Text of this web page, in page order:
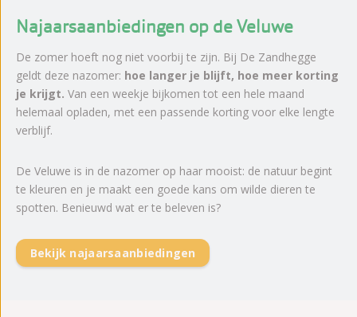
Najaarsaanbiedingen op de Veluwe
De zomer hoeft nog niet voorbij te zijn. Bij De Zandhegge
geldt deze nazomer: hoe langer je blijft, hoe meer korting
je krijgt. Van een weekje bijkomen tot een hele maand
helemaal opladen, met een passende korting voor elke lengte
verblijf.
De Veluwe is in de nazomer op haar mooist: de natuur begint
te kleuren en je maakt een goede kans om wilde dieren te
spotten. Benieuwd wat er te beleven is?
Bekijk najaarsaanbiedingen